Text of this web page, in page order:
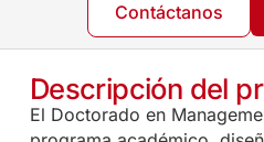
Contáctanos
Descripción del
El Doctorado en